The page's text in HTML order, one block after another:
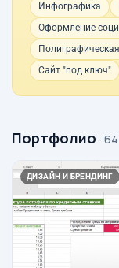
Инфографика
Оформление
Сайт "под ключ"
Портфолио · 64
ДИЗАЙН И БРЕНДИНГ